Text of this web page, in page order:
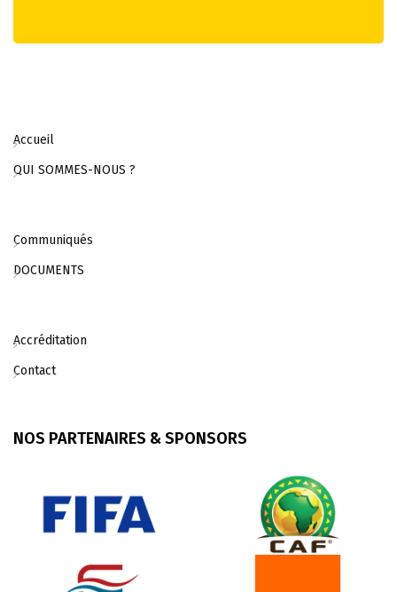
Accueil
QUI SOMMES-NOUS ?
Communiqués
DOCUMENTS
Accréditation
Contact
NOS PARTENAIRES & SPONSORS